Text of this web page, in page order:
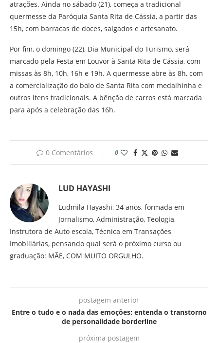
atrações. Ainda no sábado (21), começa a tradicional
quermesse da Paróquia Santa Rita de Cássia, a partir das
15h, com barracas de doces, salgados e artesanato.
Por fim, o domingo (22), Dia Municipal do Turismo, será
marcado pela Festa em Louvor à Santa Rita de Cássia, com
missas às 8h, 10h, 16h e 19h. A quermesse abre às 8h, com
a comercialização do bolo de Santa Rita com medalhinha e
outros itens tradicionais. A bênção de carros está marcada
para após a celebração das 16h.
0 Comentários 0
LUD HAYASHI
Ludmila Hayashi, 34 anos, formada em
Jornalismo, Administração, Teologia,
Instrutora de Auto escola, Técnica em Transações
Imobiliárias, pensando qual será o próximo curso ou
graduação: MÃE, COM MUITO ORGULHO.
postagem anterior
Entre o tudo e o nada das emoções: entenda o transtorno
de personalidade borderline
próxima postagem